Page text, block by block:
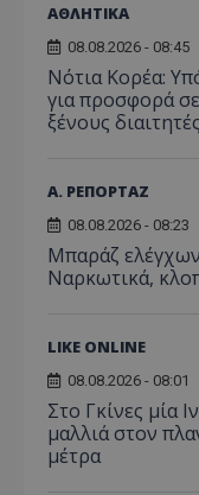
ΑΘΛΗΤΙΚΑ
08.08.2026 - 08:45
Νότια Κορέα:
για προσφορά
ξένους
Α. ΡΕΠΟΡΤΑΖ
08.08.2026 - 08:23
Μπαράζ
Ναρκωτικά,
LIKE ONLINE
08.08.2026 - 08:01
Στο Γκίνες μία
μαλλιά στον
μέτρα